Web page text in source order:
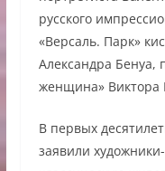
русского
«Версаль. Парк»
Александра Бенуа,
женщина» Виктора
В первых
заявили